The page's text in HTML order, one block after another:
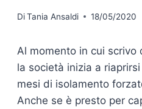
DiTania Ansaldi 18/05/2020
Al momento in cui scrivo
la società inizia a
mesi di isolamento
Anche se è presto per